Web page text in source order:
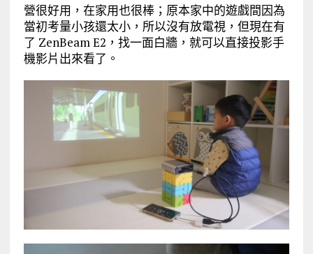
營很好用，在家用也很棒；原本家中的遊戲間因為
當初考量小孩還太小，所以沒有放電視，但現在有
了 ZenBeam E2，找一面白牆，就可以直接投影手
機影片出來看了。